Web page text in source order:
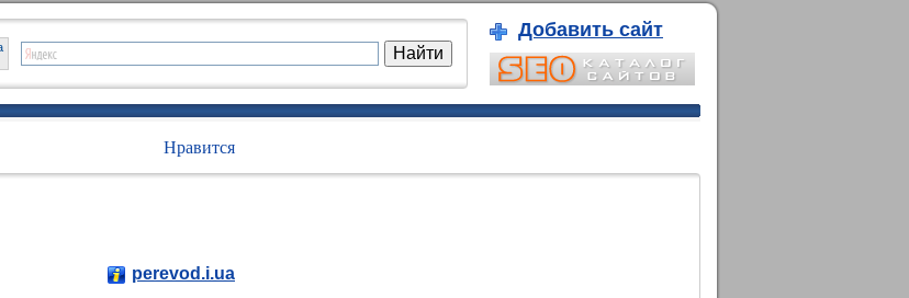
Добавить сайт
Нравится
perevod.i.ua